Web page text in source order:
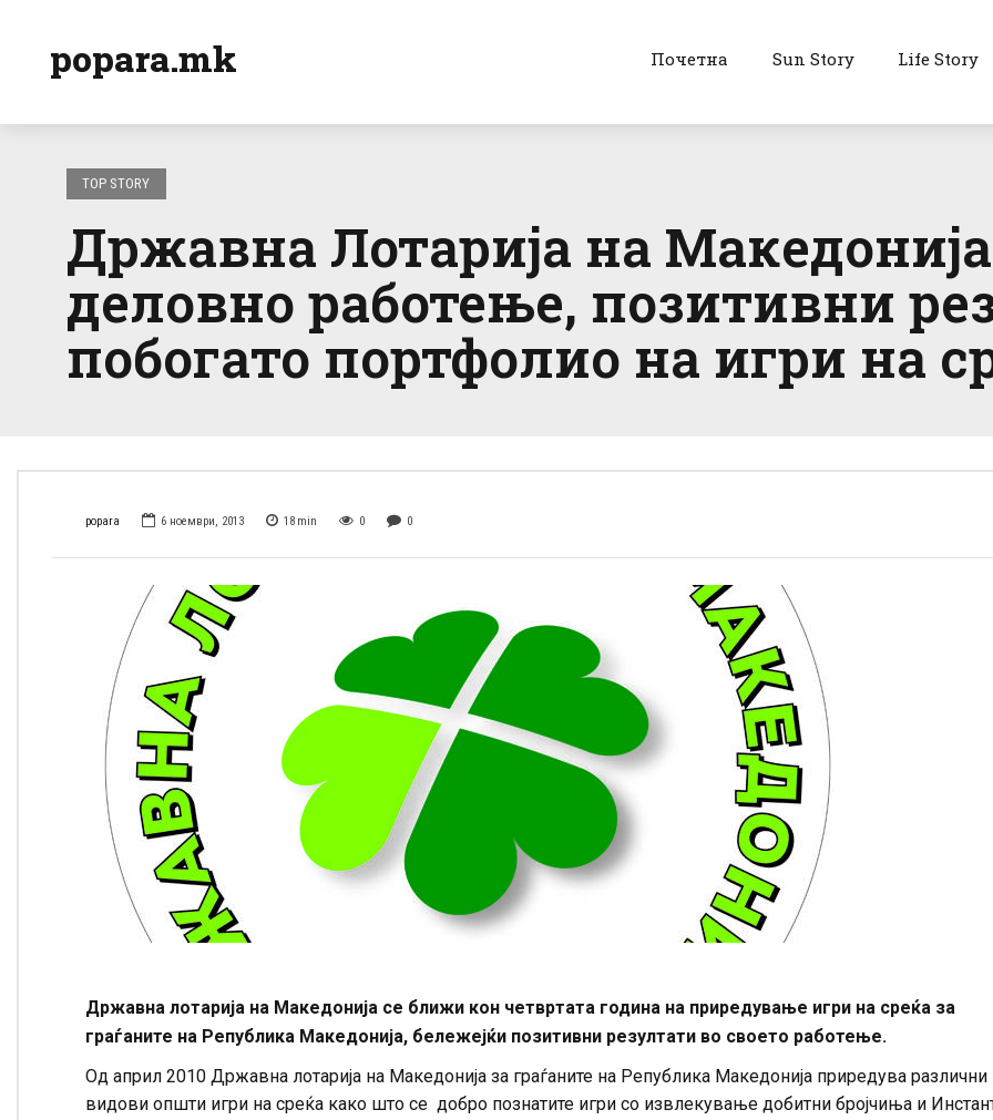
popara.mk Почетна Sun Story Life Story
TOP STORY
Државна Лотарија на
деловно работење, позитивни
побогато портфолио на игри на
popara 6 ноември, 2013 18 min 0 0
Државна лотарија на Македонија се ближи кон четвртата година на приредување игри на среќа за
граѓаните на Република Македонија, бележејќи позитивни резултати во своето работење.
Од април 2010 Државна лотарија на Македонија за граѓаните на Република Македонија приредува различни
видови општи игри на среќа како што се добро познатите игри со извлекување добитни бројчиња и